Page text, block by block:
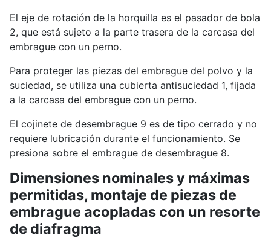
El eje de rotación de la horquilla es el pasador de bola
2, que está sujeto a la parte trasera de la carcasa del
embrague con un perno.
Para proteger las piezas del embrague del polvo y la
suciedad, se utiliza una cubierta antisuciedad 1, fijada
a la carcasa del embrague con un perno.
El cojinete de desembrague 9 es de tipo cerrado y no
requiere lubricación durante el funcionamiento. Se
presiona sobre el embrague de desembrague 8.
Dimensiones nominales y máximas
permitidas, montaje de piezas de
embrague acopladas con un resorte
de diafragma